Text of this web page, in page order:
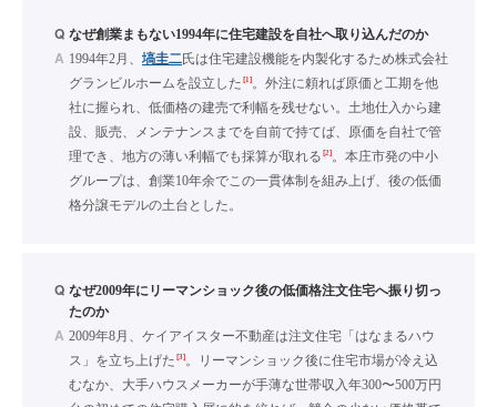
Q なぜ創業まもない1994年に住宅建設を自社へ取り込んだのか
A 1994年2月、 塙圭二氏は住宅建設機能を内製化するため株式会社
グランビルホームを設立した [1]。外注に頼れば原価と工期を他
社に握られ、低価格の建売で利幅を残せない。土地仕入から建
設、販売、メンテナンスまでを自前で持てば、原価を自社で管
理でき、地方の薄い利幅でも採算が取れる [2]。本庄市発の中小
グループは、創業10年余でこの一貫体制を組み上げ、後の低価
格分譲モデルの土台とした。
Q なぜ2009年にリーマンショック後の低価格注文住宅へ振り切っ
たのか
A 2009年8月、ケイアイスター不動産は注文住宅「はなまるハウ
ス」を立ち上げた [3]。リーマンショック後に住宅市場が冷え込
むなか、大手ハウスメーカーが手薄な世帯収入年300〜500万円